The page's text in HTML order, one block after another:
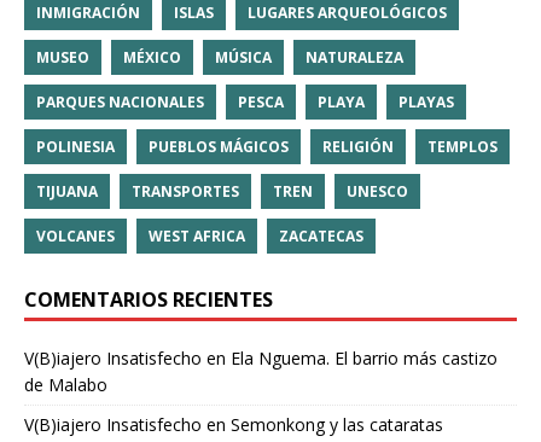
INMIGRACIÓN ISLAS LUGARES ARQUEOLÓGICOS
MUSEO MÉXICO MÚSICA NATURALEZA
PARQUES NACIONALES PESCA PLAYA PLAYAS
POLINESIA PUEBLOS MÁGICOS RELIGIÓN TEMPLOS
TIJUANA TRANSPORTES TREN UNESCO
VOLCANES WEST AFRICA ZACATECAS
COMENTARIOS RECIENTES
V(B)iajero Insatisfecho en Ela Nguema. El barrio más castizo
de Malabo
V(B)iajero Insatisfecho en Semonkong y las cataratas